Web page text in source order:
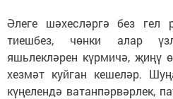
Әлеге шәхесләргә без гел
тиешбез, чөнки алар
яшьлекләрен күрмичә, җиңү
хезмәт куйган кешеләр.
күңелендә ватанпәрвәрлек,